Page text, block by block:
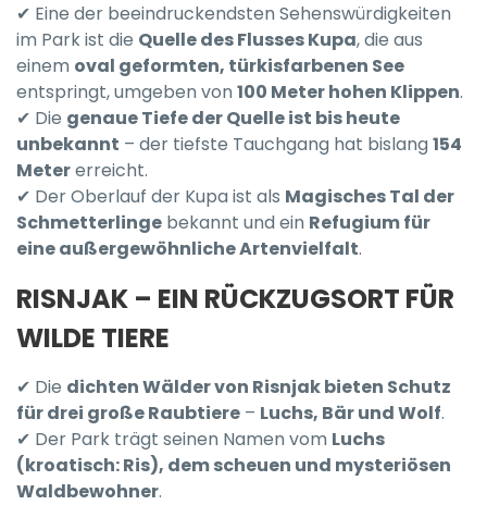
✔ Eine der beeindruckendsten Sehenswürdigkeiten
im Park ist die Quelle des Flusses Kupa, die aus
einem oval geformten, türkisfarbenen See
entspringt, umgeben von 100 Meter hohen Klippen.
✔ Die genaue Tiefe der Quelle ist bis heute
unbekannt – der tiefste Tauchgang hat bislang 154
Metererreicht.
✔ Der Oberlauf der Kupa ist als Magisches Tal der
Schmetterlinge bekannt und ein Refugium für
eine außergewöhnliche Artenvielfalt.
RISNJAK – EIN RÜCKZUGSORT FÜR
WILDE TIERE
✔ Die dichten Wälder von Risnjak bieten Schutz
für drei große Raubtiere – Luchs, Bär und Wolf.
✔ Der Park trägt seinen Namen vom Luchs
(kroatisch: Ris), dem scheuen und mysteriösen
Waldbewohner.